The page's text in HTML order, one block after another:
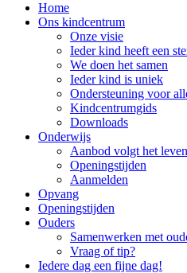
Home
Ons kindcentrum
Onze visie
Ieder kind heeft een
We doen het samen
Ieder kind is uniek
Ondersteuning voor
Kindcentrumgids
Downloads
Onderwijs
Aanbod volgt het leven
Openingstijden
Aanmelden
Opvang
Openingstijden
Ouders
Samenwerken met
Vraag of tip?
Iedere dag een fijne dag!